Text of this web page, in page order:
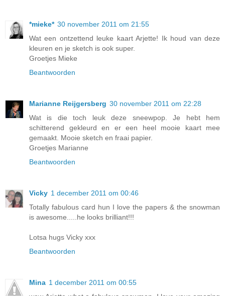
*mieke* 30 november 2011 om 21:55
Wat een ontzettend leuke kaart Arjette! Ik houd van deze
kleuren en je sketch is ook super.
Groetjes Mieke
Beantwoorden
Marianne Reijgersberg 30 november 2011 om 22:28
Wat is die toch leuk deze sneewpop. Je hebt hem
schitterend gekleurd en er een heel mooie kaart mee
gemaakt. Mooie sketch en fraai papier.
Groetjes Marianne
Beantwoorden
Vicky 1 december 2011 om 00:46
Totally fabulous card hun I love the papers & the snowman
is awesome.....he looks brilliant!!!
Lotsa hugs Vicky xxx
Beantwoorden
Mina 1 december 2011 om 00:55